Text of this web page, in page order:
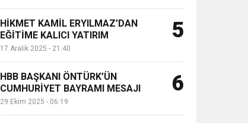
HİKMET KAMİL ERYILMAZ’DAN
EĞİTİME KALICI YATIRIM
17 Aralık 2025 - 21:40
5
HBB BAŞKANI ÖNTÜRK’ÜN
CUMHURİYET BAYRAMI MESAJI
29 Ekim 2025 - 06:19
6